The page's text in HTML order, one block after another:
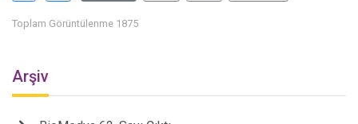
Toplam Görüntülenme 1875
Arşiv